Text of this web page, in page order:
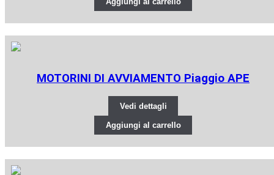
MOTORINI DI AVVIAMENTO Piaggio APE
Vedi dettagli
Aggiungi al carrello